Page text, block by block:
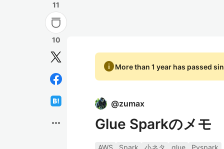
11
10
more_horiz
infoMore than 1 year has passed
@zumax
Glue Sparkのメモ
AWS Spark 小ネタ glue
Pyspark